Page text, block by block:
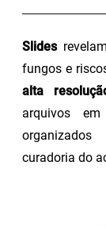
Slides
fungos e
alta
arquivos
curadoria do